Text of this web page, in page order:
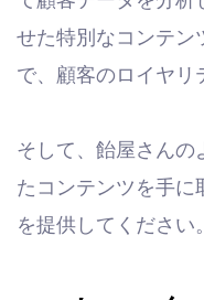
せた特別なコンテン
で、顧客のロイヤリ
そして、飴屋さんの
たコンテンツを手に
を提供してください。